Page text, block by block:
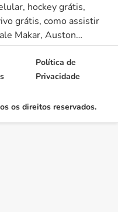
hockey grátis,
grátis, como assistir
Makar, Auston
Draisaitl, streamers de
grátis, yahoo sports,
aplicativo yahoo
de inverno,
gelo,
os direitos reservados.
Política de
Privacidade